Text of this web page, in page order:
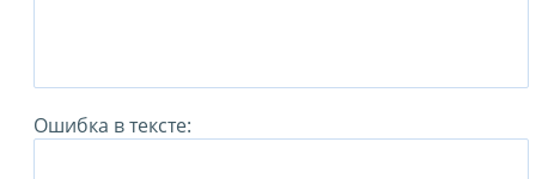
Ошибка в тексте: